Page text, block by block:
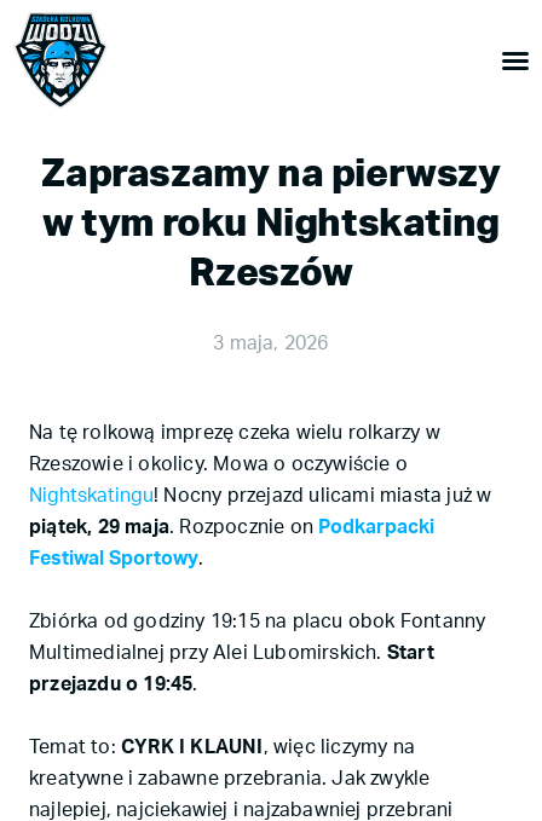
Zapraszamy na pierwszy
w tym roku Nightskating
Rzeszów
3 maja, 2026
Na tę rolkową imprezę czeka wielu rolkarzy w
Rzeszowie i okolicy. Mowa o oczywiście o
Nightskatingu! Nocny przejazd ulicami miasta już w
piątek, 29 maja. Rozpocznie on Podkarpacki
Festiwal Sportowy.
Zbiórka od godziny 19:15 na placu obok Fontanny
Multimedialnej przy Alei Lubomirskich. Start
przejazdu o 19:45.
Temat to: CYRK I KLAUNI , więc liczymy na
kreatywne i zabawne przebrania. Jak zwykle
najlepiej, najciekawiej i najzabawniej przebrani